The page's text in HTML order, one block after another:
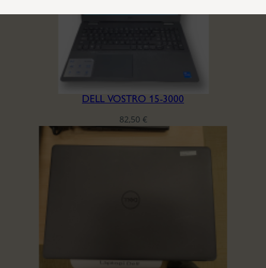
DELL VOSTRO 15-3000
82,50 €